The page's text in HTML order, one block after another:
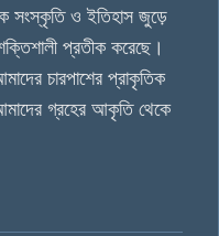
সংস্কৃতি ও ইতিহাস জুড়ে
প্রতীক করেছে।
চারপাশের প্রাকৃতিক
গ্রহের আকৃতি থেকে